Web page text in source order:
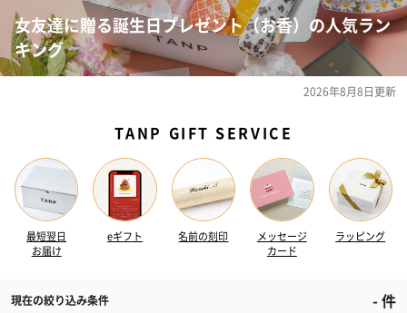
女友達に贈る誕生日プレゼント（お香）の人気ラン
キング
2026年8月8日更新
TANP GIFT SERVICE
最短翌日
お届け
eギフト 名前の刻印
メッセージ
カード
ラッピング
現在の絞り込み条件 -件